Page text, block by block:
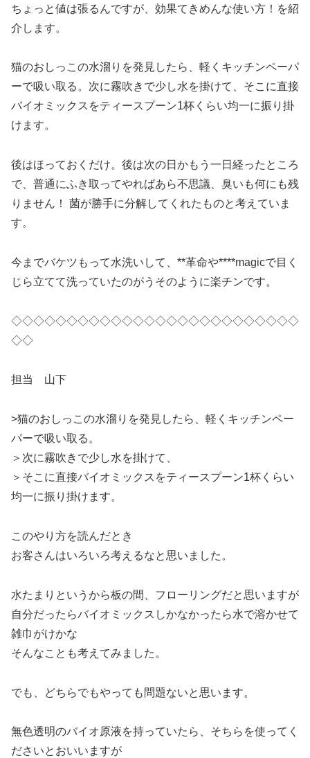
ちょっと値は張るんですが、効果てきめんな使い方！を紹
介します。
猫のおしっこの水溜りを発見したら、軽くキッチンペーパ
ーで吸い取る。次に霧吹きで少し水を掛けて、そこに直接
バイオミックスをティースプーン1杯くらい均一に振り掛
けます。
後はほっておくだけ。後は次の日かもう一日経ったところ
で、普通にふき取ってやればあら不思議、臭いも何にも残
りません！ 菌が勝手に分解してくれたものと考えていま
す。
今までバケツもって水洗いして、**革命や****magicで目く
じら立てて洗っていたのがうそのように楽チンです。
◇◇◇◇◇◇◇◇◇◇◇◇◇◇◇◇◇◇◇◇◇◇◇◇◇◇
◇◇
担当 山下
>猫のおしっこの水溜りを発見したら、軽くキッチンペー
パーで吸い取る。
＞次に霧吹きで少し水を掛けて、
＞そこに直接バイオミックスをティースプーン1杯くらい
均一に振り掛けます。
このやり方を読んだとき
お客さんはいろいろ考えるなと思いました。
水たまりというから板の間、フローリングだと思いますが
自分だったらバイオミックスしかなかったら水で溶かせて
雑巾がけかな
そんなことも考えてみました。
でも、どちらでもやっても問題ないと思います。
無色透明のバイオ原液を持っていたら、そちらを使ってく
ださいとおいいますが